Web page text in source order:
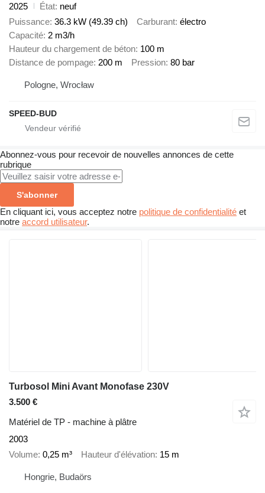
2025
État neuf
Puissance 36.3 kW (49.39 ch) Carburant électro
Capacité 2 m3/h
Hauteur du chargement de béton 100 m
Distance de pompage 200 m Pression 80 bar
Pologne, Wrocław
SPEED-BUD
Abonnez-vous pour recevoir de nouvelles annonces de cette
rubrique
S'abonner
En cliquant ici, vous acceptez notre politique de confidentialité et
notre accord utilisateur.
Turbosol Mini Avant Monofase 230V
3.500 €
Matériel de TP - machine à plâtre
2003
Volume 0,25 m³ Hauteur d'élévation 15 m
Hongrie, Budaörs